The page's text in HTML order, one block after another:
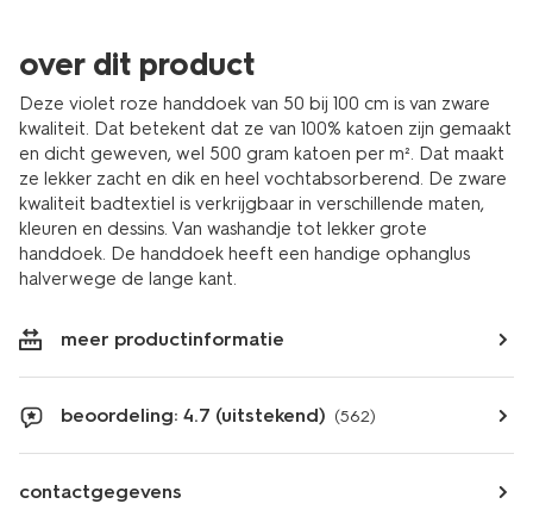
over dit product
Deze violet roze handdoek van 50 bij 100 cm is van zware
kwaliteit. Dat betekent dat ze van 100% katoen zijn gemaakt
en dicht geweven, wel 500 gram katoen per m². Dat maakt
ze lekker zacht en dik en heel vochtabsorberend. De zware
kwaliteit badtextiel is verkrijgbaar in verschillende maten,
kleuren en dessins. Van washandje tot lekker grote
handdoek. De handdoek heeft een handige ophanglus
halverwege de lange kant.
meer productinformatie
beoordeling: 4.7 (uitstekend) (562)
contactgegevens